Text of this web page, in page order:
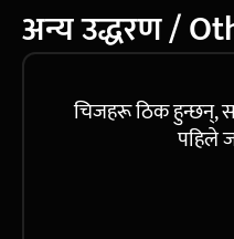
अन्य उद्धरण /
चिजहरू ठिक हुन्छन्,
पहिले